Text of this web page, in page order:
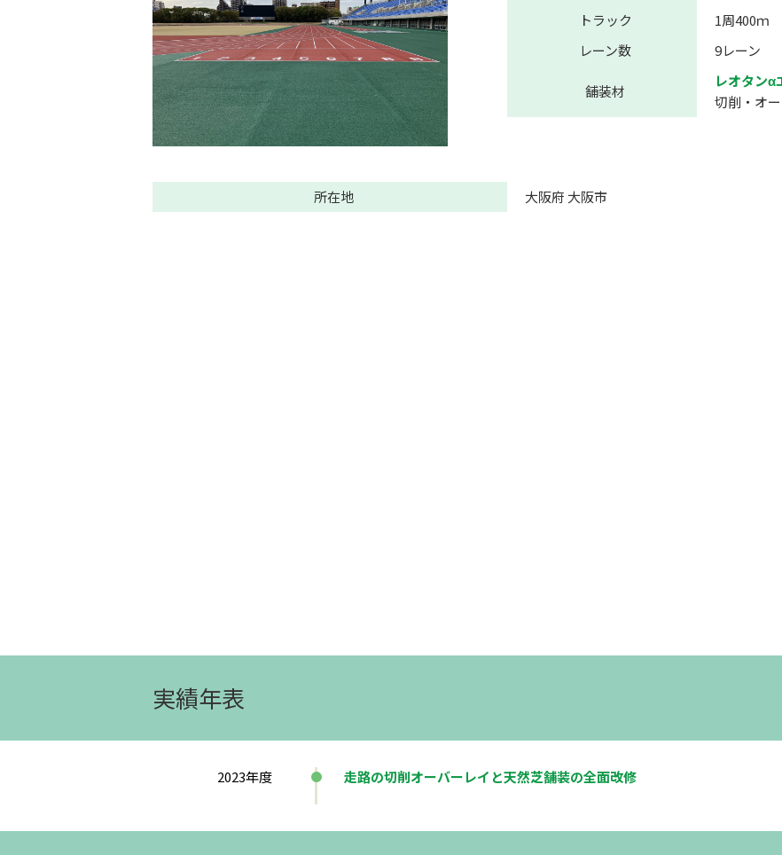
トラック
1周400ｍ
レーン数
9レーン
舗装材
レオタンα
切削・オ
所在地 大阪府 大阪市
実績年表
2023年度 走路の切削オーバーレイと天然芝舗装の全面改修